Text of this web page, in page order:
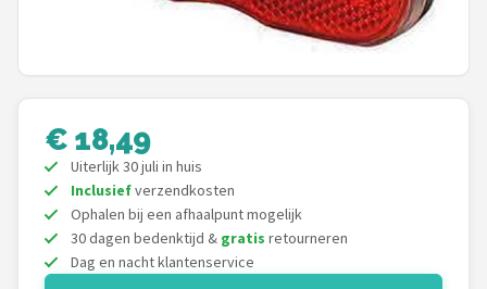
Shop
Basil
Volare
ABUS
€ 18,49
Uiterlijk 30 juli in huis
Inclusiefverzendkosten
Ophalen bij een afhaalpunt mogelijk
30 dagen bedenktijd & gratis retourneren
Dag en nacht klantenservice